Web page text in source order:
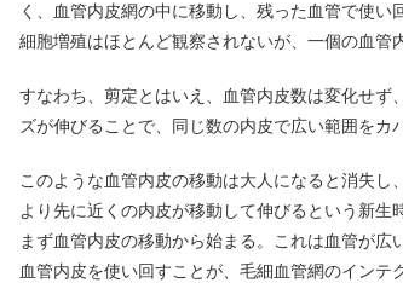
く、血管内皮網の中に移動し、残った血管で使
細胞増殖はほとんど観察されないが、一個の血管
すなわち、剪定とはいえ、血管内皮数は変化せず
ズが伸びることで、同じ数の内皮で広い範囲をカ
このような血管内皮の移動は大人になると消失
より先に近くの内皮が移動して伸びるという新
まず血管内皮の移動から始まる。これは血管が
血管内皮を使い回すことが、毛細血管網のイン